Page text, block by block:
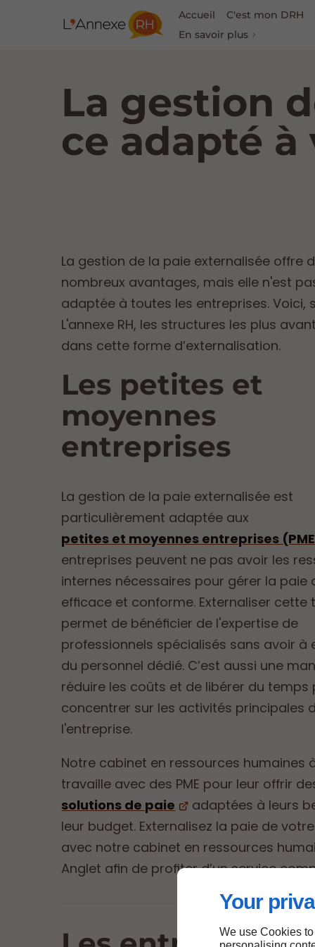
Your
We use Cookies
Accueil C'est mon DRH
En savoir plus
La gestion
ce adapté
La gestion de la paie externalisée offre
nombreux avantages, mais elle n'est
adaptée à toutes les entreprises. Voici,
L'annexe RH, les structures les plus
dans cette forme d’externalisation.
Les petites et
moyennes
entreprises
La gestion de la paie externalisée est
particulièrement adaptée aux
petites et moyennes entreprises
entreprises peuvent ne pas avoir les
internes nécessaires pour gérer la paie
efficace et conforme. Externaliser cette
permet de bénéficier de l'expertise de
professionnels spécialisés sans avoir à
du personnel dédié. C’est aussi une
réduire les coûts et de libérer du temps
concentrer sur les activités principales
l'entreprise.
Notre cabinet en ressources humaines
travaille avec des PME pour leur offrir
solutions de paie
adaptées à leurs
leur budget. Externalisez la paie de
avec notre cabinet en ressources
Anglet afin de profiter d’un service